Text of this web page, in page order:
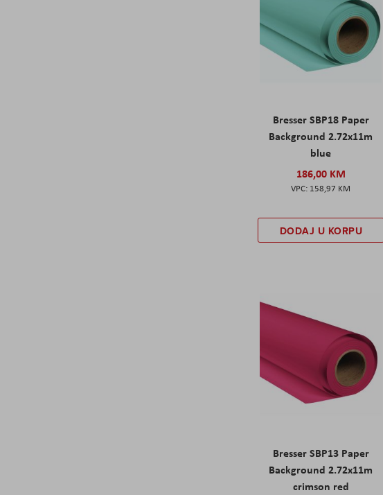
Bresser SBP18 Paper
Background 2.72x11m
blue
186,00 KM
158,97 KM
DODAJ U KORPU
Bresser SBP13 Paper
Background 2.72x11m
crimson red